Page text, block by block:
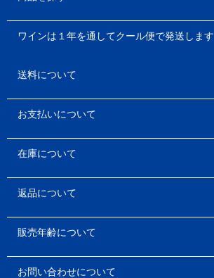
ワインは１年を通してクール便で発送します
送料について
お支払いについて
在庫について
返品について
販売年齢について
お問い合わせについて